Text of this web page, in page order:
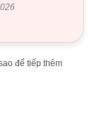
để tiếp thêm